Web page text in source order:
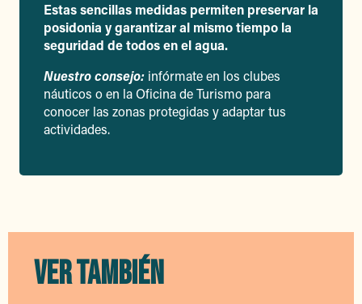
Estas sencillas medidas permiten preservar la
posidonia y garantizar al mismo tiempo la
seguridad de todos en el agua.
Nuestro consejo: infórmate en los clubes
náuticos o en la Oficina de Turismo para
conocer las zonas protegidas y adaptar tus
actividades.
VER TAMBIÉN